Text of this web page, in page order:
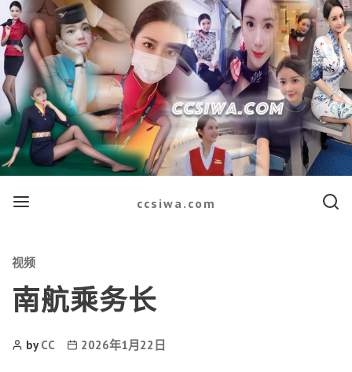
Menu ccsiwa.com Search
Categories
视频
南航乘务长
PostbyCC
Post2026年1月22日